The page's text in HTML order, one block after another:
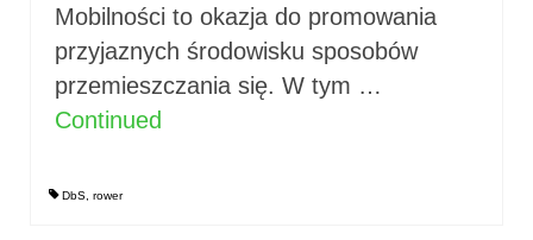
Mobilności to okazja do promowania
przyjaznych środowisku sposobów
przemieszczania się. W tym …
Continued
DbS rower